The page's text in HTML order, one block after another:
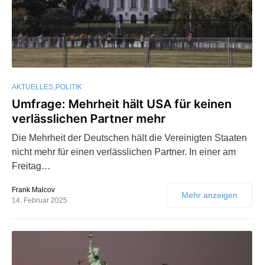
AKTUELLES POLITIK
Umfrage: Mehrheit hält USA für keinen
verlässlichen Partner mehr
Die Mehrheit der Deutschen hält die Vereinigten Staaten
nicht mehr für einen verlässlichen Partner. In einer am
Freitag…
Frank Malcov
14. Februar 2025
Mehr anzeigen